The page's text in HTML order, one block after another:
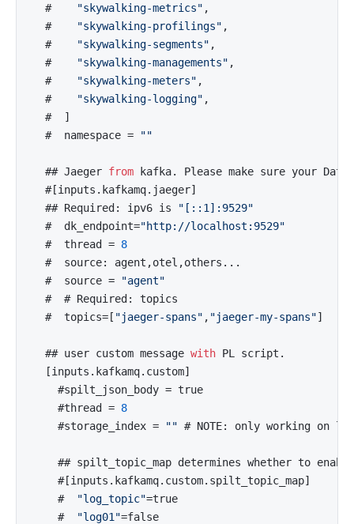
  #
"skywalking-metrics" ,
  #
"skywalking-profilings" ,
  #
"skywalking-segments" ,
  #
"skywalking-managements" ,
  #
"skywalking-meters" ,
  #
"skywalking-logging" ,
  #  ]
  #  namespace =
""
  ## Jaeger
from kafka. Please make sure your
  #[inputs.kafkamq.jaeger]
  ## Required: ipv6 is
"[::1]:9529"
  #  dk_endpoint=
"http://localhost:9529"
  #  thread =
8
  #  source: agent,otel,others...
  #  source =
"agent"
  #  # Required: topics
  #  topics=[
"jaeger-spans" , "jaeger-my-spans"]
  ## user custom message
with PL script.
  [inputs.kafkamq.custom]
    #spilt_json_body = true
    #thread =
8
    #storage_index =
"" # NOTE: only working on
## spilt_topic_map determines whether to
    #[inputs.kafkamq.custom.spilt_topic_map]
    #
"log_topic"=true
    #
"log01"=false